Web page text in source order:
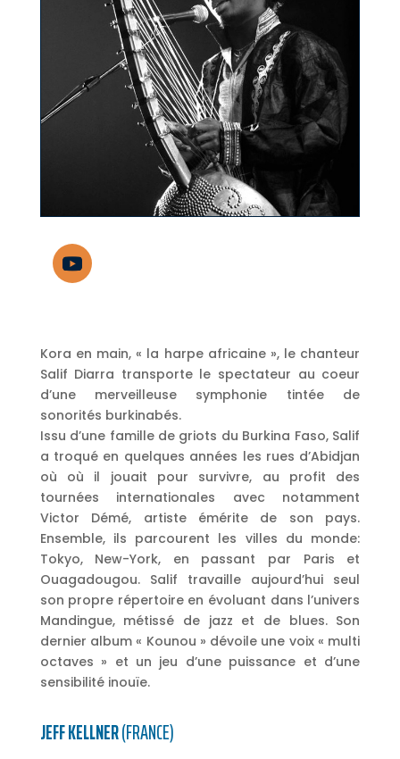
Kora en main, « la harpe africaine », le chanteur
Salif Diarra transporte le spectateur au coeur
d’une merveilleuse symphonie tintée de
sonorités burkinabés.
Issu d’une famille de griots du Burkina Faso, Salif
a troqué en quelques années les rues d’Abidjan
où où il jouait pour survivre, au profit des
tournées internationales avec notamment
Victor Démé, artiste émérite de son pays.
Ensemble, ils parcourent les villes du monde:
Tokyo, New-York, en passant par Paris et
Ouagadougou. Salif travaille aujourd’hui seul
son propre répertoire en évoluant dans l’univers
Mandingue, métissé de jazz et de blues. Son
dernier album « Kounou » dévoile une voix « multi
octaves » et un jeu d’une puissance et d’une
sensibilité inouïe.
JEFF KELLNER(FRANCE)